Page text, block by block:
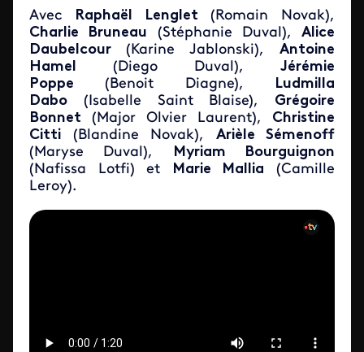
Avec Raphaël Lenglet (Romain Novak),
Charlie Bruneau (Stéphanie Duval), Alice
Daubelcour (Karine Jablonski), Antoine
Hamel (Diego Duval), Jérémie
Poppe (Benoit Diagne),
Ludmilla
Dabo (Isabelle Saint Blaise), Grégoire
Bonnet (Major Olvier Laurent), Christine
Citti (Blandine Novak), Arièle Sémenoff
(Maryse Duval),
Myriam Bourguignon
(Nafissa Lotfi) et
Marie Mallia (Camille
Leroy).
Video file